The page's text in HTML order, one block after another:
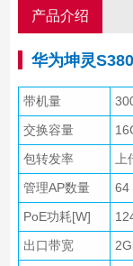
产品介绍
华为坤灵
带机量
交换容量
包转发率
上
管理AP数量
64
PoE功耗[W]
出口带宽